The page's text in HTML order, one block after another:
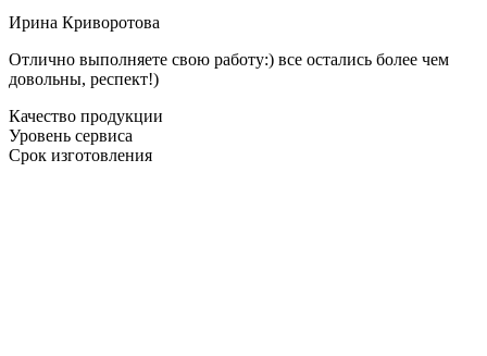
Ирина Криворотова
Отлично выполняете свою работу:) все остались более чем
довольны, респект!)
Качество продукции
Уровень сервиса
Срок изготовления